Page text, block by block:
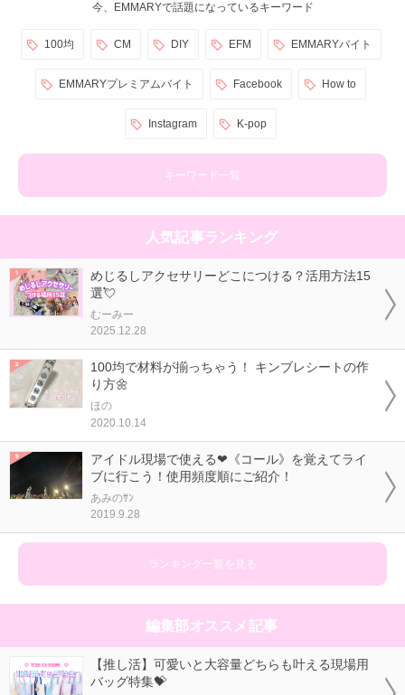
今、EMMARYで話題になっているキーワード
100均 CM DIY EFM EMMARYバイト
EMMARYプレミアムバイト Facebook How to
Instagram K-pop
キーワード一覧
人気記事ランキング
めじるしアクセサリーどこにつける？活用方法15
選💘
むーみー
2025.12.28
100均で材料が揃っちゃう！ キンブレシートの作
り方🌼
ほの
2020.10.14
アイドル現場で使える❤《コール》を覚えてライ
ブに行こう！使用頻度順にご紹介！
あみのｻﾝ
2019.9.28
ランキング一覧を見る
編集部オススメ記事
【推し活】可愛いと大容量どちらも叶える現場用
バッグ特集💝